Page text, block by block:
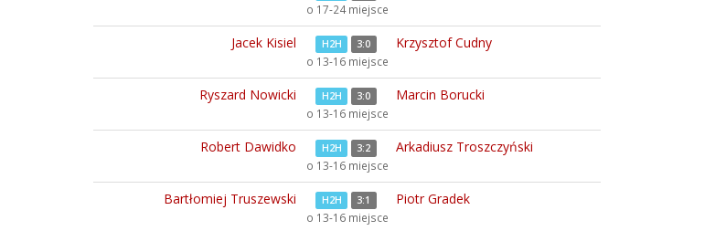
o 17-24 miejsce
Jacek Kisiel H2H 3:0 Krzysztof Cudny
o 13-16 miejsce
Ryszard Nowicki H2H 3:0 Marcin Borucki
o 13-16 miejsce
Robert Dawidko H2H 3:2 Arkadiusz Troszczyński
o 13-16 miejsce
Bartłomiej Truszewski H2H 3:1 Piotr Gradek
o 13-16 miejsce